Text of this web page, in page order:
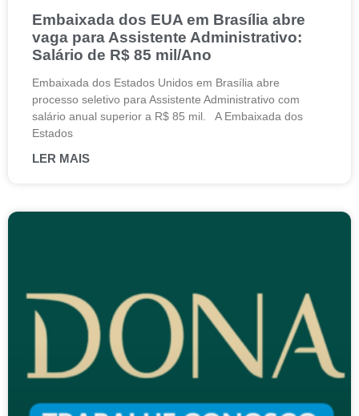
Embaixada dos EUA em Brasília abre
vaga para Assistente Administrativo:
Salário de R$ 85 mil/Ano
Embaixada dos Estados Unidos em Brasília abre
processo seletivo para Assistente Administrativo com
salário anual superior a R$ 85 mil. A Embaixada dos
Estados
LER MAIS